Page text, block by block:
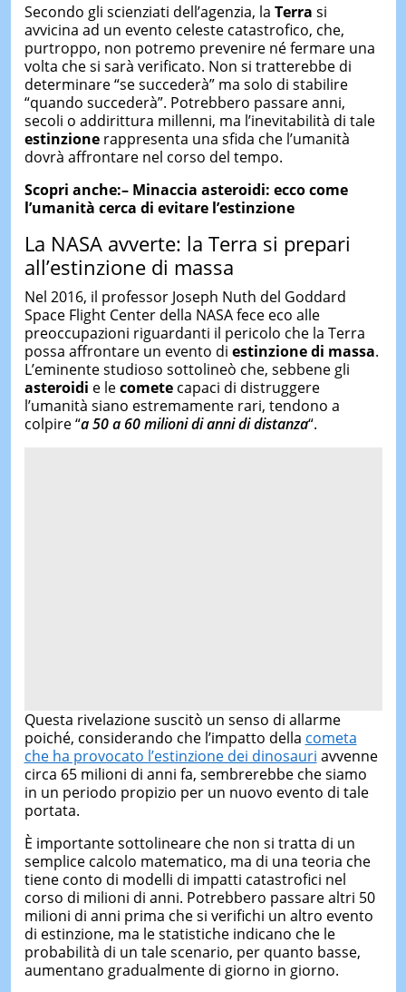
Secondo gli scienziati dell’agenzia, la Terra si
avvicina ad un evento celeste catastrofico, che,
purtroppo, non potremo prevenire né fermare una
volta che si sarà verificato. Non si tratterebbe di
determinare “se succederà” ma solo di stabilire
“quando succederà”. Potrebbero passare anni,
secoli o addirittura millenni, ma l’inevitabilità di tale
estinzionerappresenta una sfida che l’umanità
dovrà affrontare nel corso del tempo.
Scopri anche:– Minaccia asteroidi: ecco come
l’umanità cerca di evitare l’estinzione
La NASA avverte: la Terra si prepari
all’estinzione di massa
Nel 2016, il professor Joseph Nuth del Goddard
Space Flight Center della NASA fece eco alle
preoccupazioni riguardanti il pericolo che la Terra
possa affrontare un evento di estinzione di massa.
L’eminente studioso sottolineò che, sebbene gli
asteroidi e lecometecapaci di distruggere
l’umanità siano estremamente rari, tendono a
colpire “a 50 a 60 milioni di anni di distanza“.
Questa rivelazione suscitò un senso di allarme
poiché, considerando che l’impatto della cometa
che ha provocato l’estinzione dei dinosauri avvenne
circa 65 milioni di anni fa, sembrerebbe che siamo
in un periodo propizio per un nuovo evento di tale
portata.
È importante sottolineare che non si tratta di un
semplice calcolo matematico, ma di una teoria che
tiene conto di modelli di impatti catastrofici nel
corso di milioni di anni. Potrebbero passare altri 50
milioni di anni prima che si verifichi un altro evento
di estinzione, ma le statistiche indicano che le
probabilità di un tale scenario, per quanto basse,
aumentano gradualmente di giorno in giorno.